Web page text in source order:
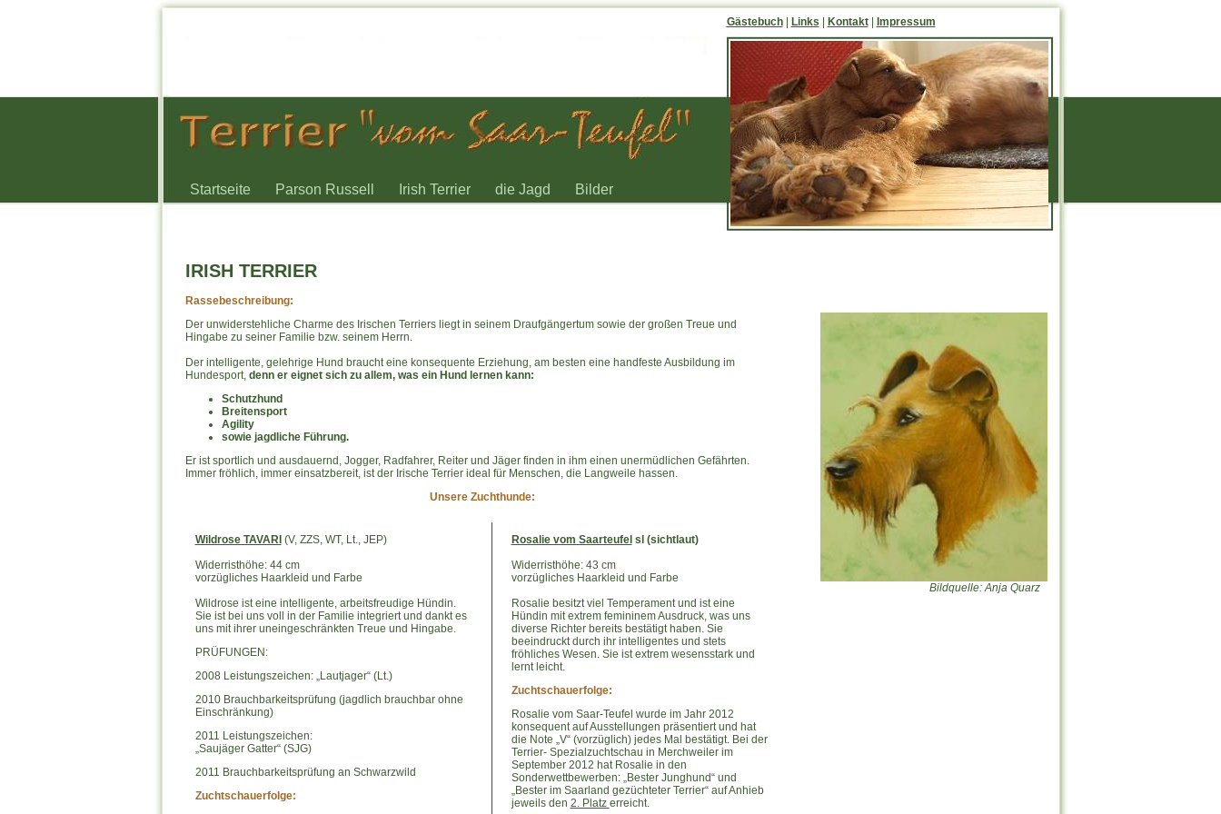
Gästebuch| Links Kontakt| Impressum
Startseite Parson Russell Irish Terrier die Jagd Bilder
IRISH TERRIER
Rassebeschreibung:
Der unwiderstehliche Charme des Irischen Terriers liegt in seinem Draufgängertum sowie der großen Treue und
Hingabe zu seiner Familie bzw. seinem Herrn.
Der intelligente, gelehrige Hund braucht eine konsequente Erziehung, am besten eine handfeste Ausbildung im
Hundesport, denn er eignet sich zu allem, was ein Hund lernen kann:
Schutzhund
Breitensport
Agility
sowie jagdliche Führung.
Er ist sportlich und ausdauernd, Jogger, Radfahrer, Reiter und Jäger finden in ihm einen unermüdlichen Gefährten.
Immer fröhlich, immer einsatzbereit, ist der Irische Terrier ideal für Menschen, die Langweile hassen.
Unsere Zuchthunde:
Wildrose TAVARI (V, ZZS, WT, Lt., JEP)
Widerristhöhe: 44 cm
vorzügliches Haarkleid und Farbe
Wildrose ist eine intelligente, arbeitsfreudige Hündin.
Sie ist bei uns voll in der Familie integriert und dankt es
uns mit ihrer uneingeschränkten Treue und Hingabe.
PRÜFUNGEN:
2008 Leistungszeichen: „Lautjager“ (Lt.)
2010 Brauchbarkeitsprüfung (jagdlich brauchbar ohne
Einschränkung)
2011 Leistungszeichen:
SaujägerGatter“ (SJG)
2011 Brauchbarkeitsprüfung an Schwarzwild
Zuchtschauerfolge:
Rosalie vom Saarteufelsl (sichtlaut)
Widerristhöhe: 43 cm
vorzügliches Haarkleid und Farbe
Rosalie besitzt viel Temperament und ist eine
Hündin mit extrem femininem Ausdruck, was uns
diverse Richter bereits bestätigt haben. Sie
beeindruckt durch ihr intelligentes und stets
fröhliches Wesen. Sie ist extrem wesensstark und
lernt leicht.
Zuchtschauerfolge:
Rosalie vom Saar-Teufel wurde im Jahr 2012
konsequent auf Ausstellungen präsentiert und hat
die Note „V“ (vorzüglich) jedes Mal bestätigt. Bei der
Terrier- Spezialzuchtschau in Merchweiler im
September 2012 hat Rosalie in den
Sonderwettbewerben: „Bester Junghund“ und
„Bester im Saarland gezüchteter Terrier“ auf Anhieb
jeweils den 2. Platz erreicht.
Bildquelle: Anja Quarz